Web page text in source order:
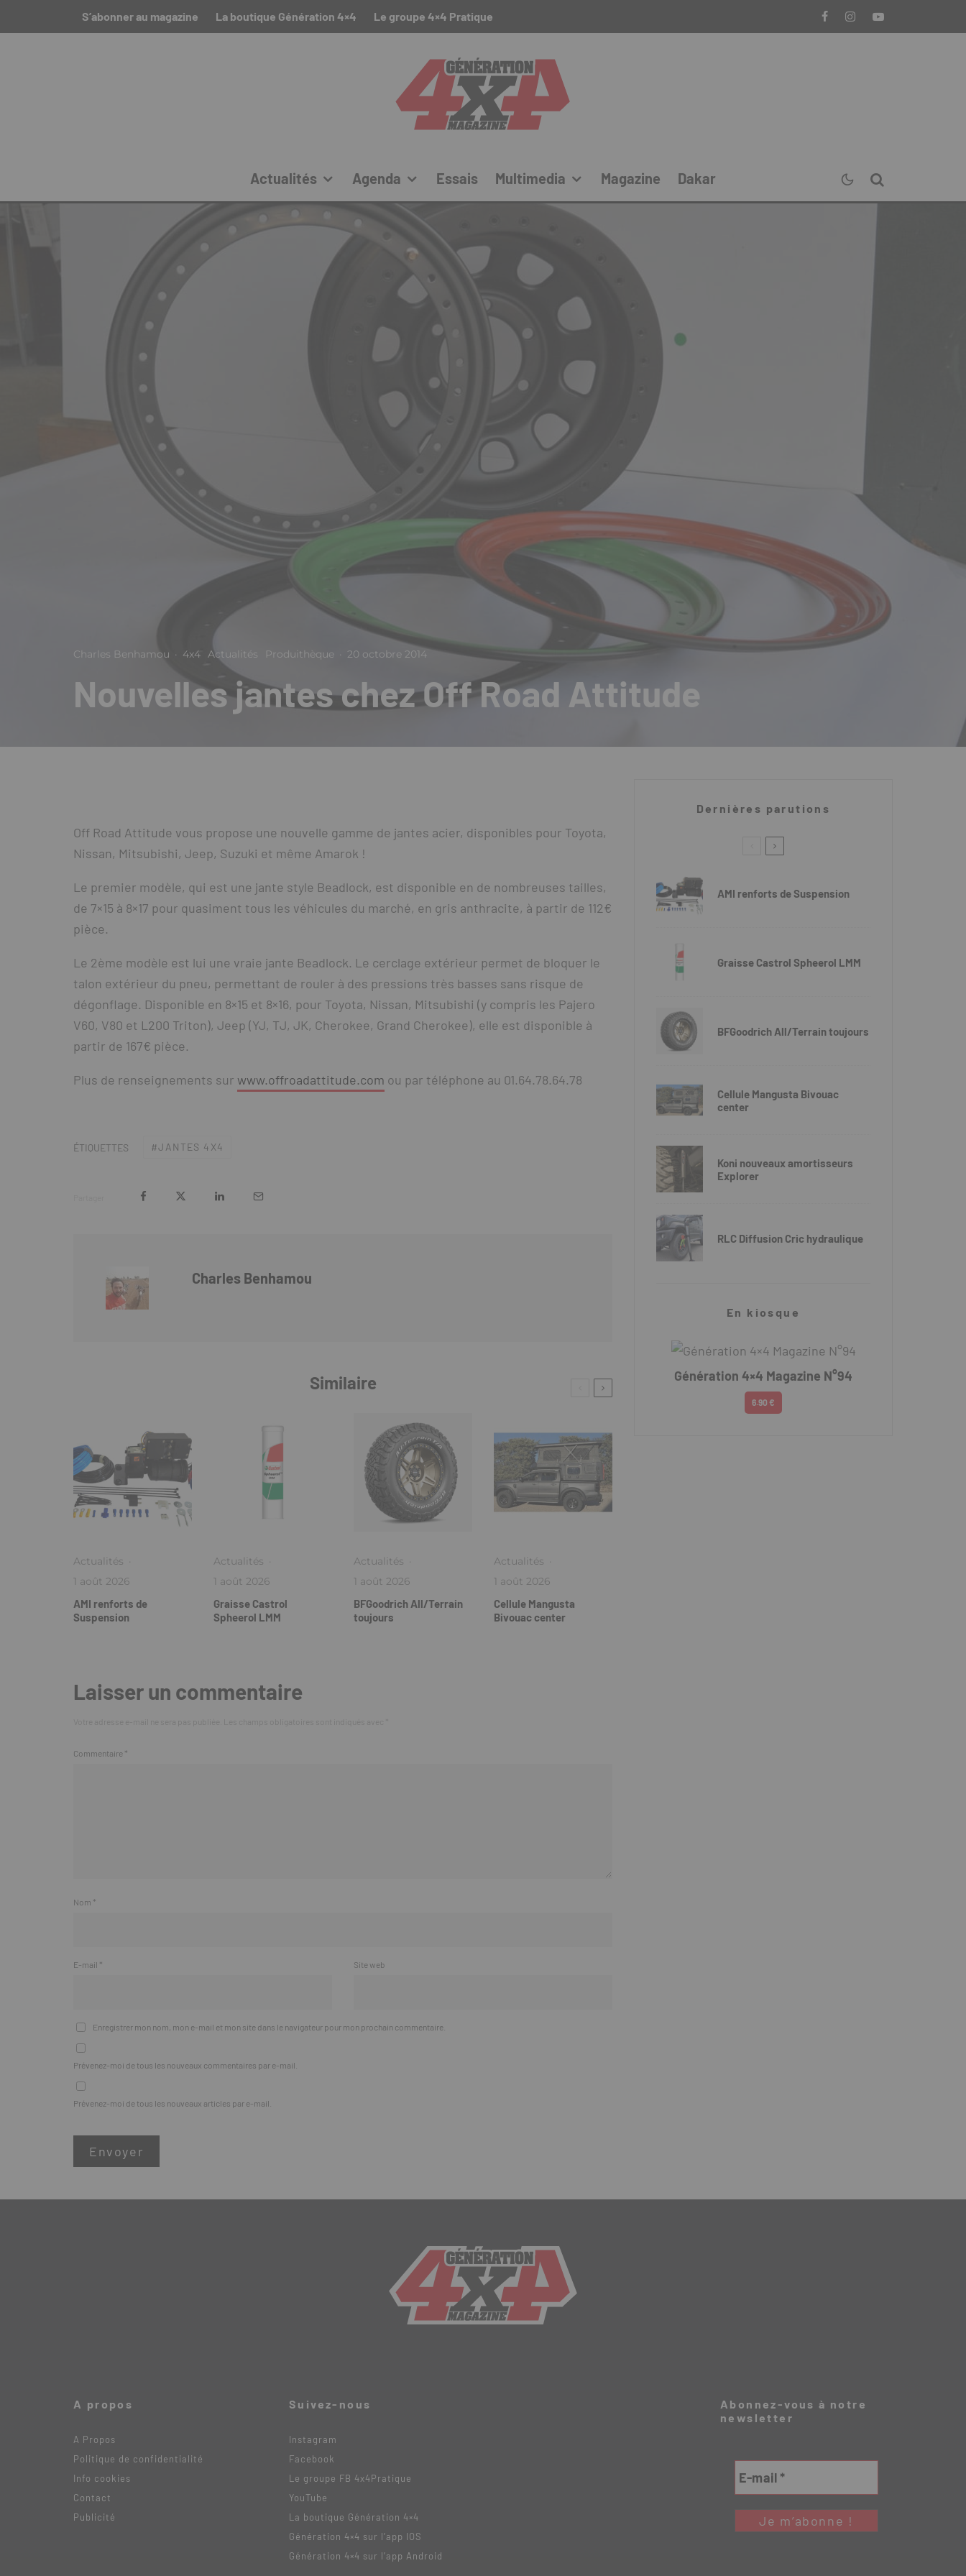
S’abonner au magazine La boutique Génération 4×4 Le groupe 4×4 Pratique
Actualités Agenda Essais Multimedia Magazine Dakar
Charles Benhamou · 4x4 Actualités Produithèque · 20 octobre 2014
Nouvelles jantes chez Off Road Attitude
Off Road Attitude vous propose une nouvelle gamme de jantes acier, disponibles pour Toyota,
Nissan, Mitsubishi, Jeep, Suzuki et même Amarok !
Le premier modèle, qui est une jante style Beadlock, est disponible en de nombreuses tailles,
de 7×15 à 8×17 pour quasiment tous les véhicules du marché, en gris anthracite, à partir de 112€
pièce.
Le 2ème modèle est lui une vraie jante Beadlock. Le cerclage extérieur permet de bloquer le
talon extérieur du pneu, permettant de rouler à des pressions très basses sans risque de
dégonflage. Disponible en 8×15 et 8×16, pour Toyota, Nissan, Mitsubishi (y compris les Pajero
V60, V80 et L200 Triton), Jeep (YJ, TJ, JK, Cherokee, Grand Cherokee), elle est disponible à
partir de 167€ pièce.
Plus de renseignements sur www.offroadattitude.com ou par téléphone au 01.64.78.64.78
ÉTIQUETTES JANTES 4X4
Charles Benhamou
Similaire
Actualités ·
1 août 2026
AMI renforts de
Suspension
Actualités ·
1 août 2026
Graisse Castrol
Spheerol LMM
Actualités ·
1 août 2026
BFGoodrich All/Terrain
toujours
Actualités ·
1 août 2026
Cellule Mangusta
Bivouac center
Laisser un commentaire
Commentaire *
Nom *
E-mail * Site web
Enregistrer mon nom, mon e-mail et mon site dans le navigateur pour mon prochain commentaire.
Prévenez-moi de tous les nouveaux commentaires par e-mail.
Prévenez-moi de tous les nouveaux articles par e-mail.
Dernières parutions
AMI renforts de Suspension
Graisse Castrol Spheerol LMM
BFGoodrich All/Terrain toujours
Cellule Mangusta Bivouac
center
Koni nouveaux amortisseurs
Explorer
RLC Diffusion Cric hydraulique
En kiosque
Génération 4×4 Magazine N°94
6.90 €
A propos
A Propos
Politique de confidentialité
Info cookies
Contact
Publicité
Suivez-nous
Instagram
Facebook
Le groupe FB 4x4Pratique
YouTube
La boutique Génération 4×4
Génération 4×4 sur l’app IOS
Génération 4×4 sur l’app Android
Abonnez-vous à notre
newsletter